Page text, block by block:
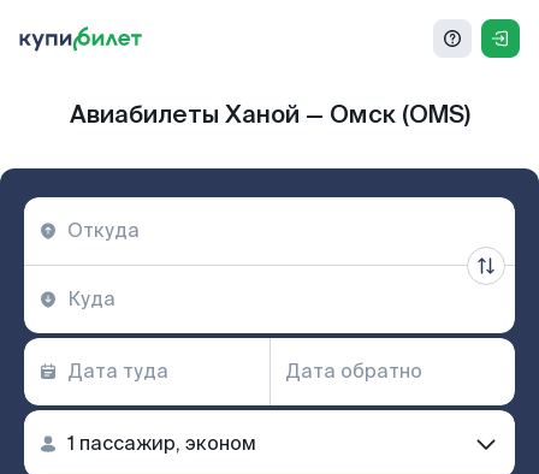
Авиабилеты Ханой — Омск (OMS)